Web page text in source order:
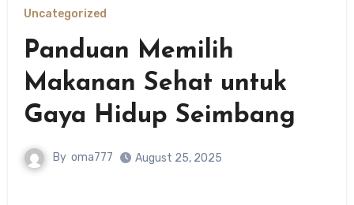
Uncategorized
Panduan Memilih
Makanan Sehat untuk
Gaya Hidup Seimbang
By oma777 August 25, 2025